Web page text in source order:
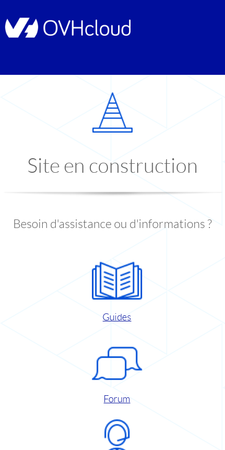
Site en construction
Besoin d'assistance ou d'informations ?
Guides
Forum